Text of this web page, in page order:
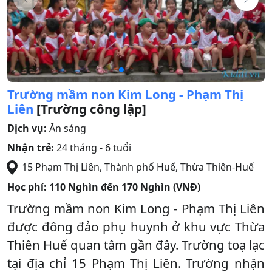
Trường mầm non Kim Long - Phạm Thị
Liên [Trường công lập]
Dịch vụ: Ăn sáng
Nhận trẻ: 24 tháng - 6 tuổi
15 Phạm Thị Liên, Thành phố Huế, Thừa Thiên-Huế
Học phí: 110 Nghìn đến 170 Nghìn (VNĐ)
Trường mầm non Kim Long - Phạm Thị Liên
được đông đảo phụ huynh ở khu vực Thừa
Thiên Huế quan tâm gần đây. Trường toạ lạc
tại địa chỉ 15 Phạm Thị Liên. Trường nhận